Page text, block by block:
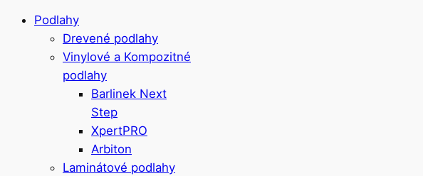
Podlahy
Drevené podlahy
Vinylové a Kompozitné
podlahy
Barlinek Next
Step
XpertPRO
Arbiton
Laminátové podlahy